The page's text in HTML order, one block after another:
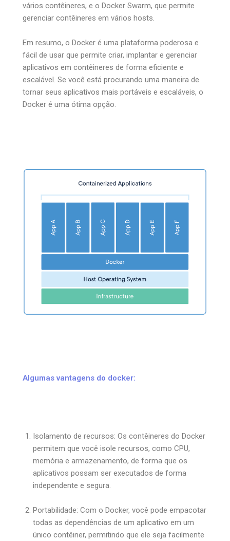
vários contêineres, e o Docker Swarm, que permite
gerenciar contêineres em vários hosts.
Em resumo, o Docker é uma plataforma poderosa e
fácil de usar que permite criar, implantar e gerenciar
aplicativos em contêineres de forma eficiente e
escalável. Se você está procurando uma maneira de
tornar seus aplicativos mais portáveis e escaláveis, o
Docker é uma ótima opção.
Algumas vantagens do docker:
Isolamento de recursos: Os contêineres do Docker
permitem que você isole recursos, como CPU,
memória e armazenamento, de forma que os
aplicativos possam ser executados de forma
independente e segura.
Portabilidade: Com o Docker, você pode empacotar
todas as dependências de um aplicativo em um
único contêiner, permitindo que ele seja facilmente